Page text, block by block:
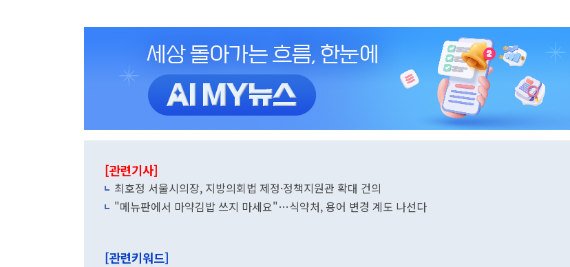
[관련기사]
최호정 서울시의장, 지방의회법 제정·정책지원관 확대 건의
"메뉴판에서 마약김밥 쓰지 마세요"…식약처, 용어 변경 계도 나선다
[관련키워드]